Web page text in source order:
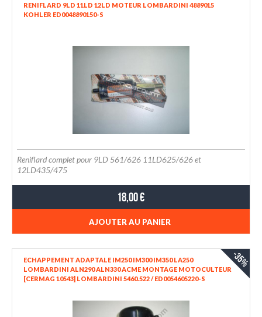
RENIFLARD 9LD 11LD 12LD MOTEUR LOMBARDINI 4889015
KOHLER ED0048890150-S
Reniflard complet pour 9LD 561/626 11LD625/626 et
12LD435/475
18,00 €
AJOUTER AU PANIER
ECHAPPEMENT ADAPTALE IM250 IM300 IM350 LA250
LOMBARDINI ALN290 ALN330 ACME MONTAGE MOTOCULTEUR
[CERMAG 10543] LOMBARDINI 5460.522 / ED0054605220-S
-35%